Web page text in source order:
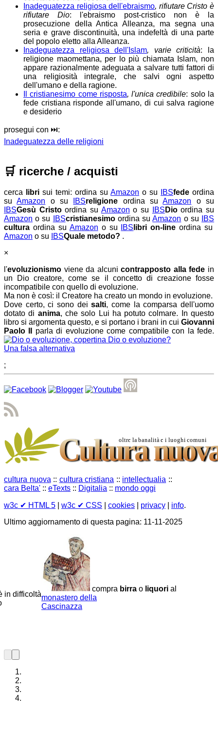
Inadeguatezza religiosa dell'ebraismo, rifiutare Cristo è
rifiutare Dio: l'ebraismo post-cristico non è la
prosecuzione della Antica Alleanza, ma segna una
seria e grave discontinuità, una indefeltà di una parte
del popolo eletto alla Alleanza.
Inadeguatezza religiosa dell'Islam, varie criticità: la
religione maomettana, per lo più chiamata Islam, non
appare razionalmente adeguata a salvare tutti fattori di
una religiosità integrale, che salvi ogni aspetto
dell'umano e della ragione.
Il cristianesimo come risposta, l'unica credibile: solo la
fede cristiana risponde all'umano, di cui salva ragione
e desiderio
prosegui con ⏭️:
Inadeguatezza delle religioni
🛒 ricerche / acquisti
cerca libri sui temi: ordina su Amazon o su IBSfede ordina
suAmazon o su IBSreligione ordina suAmazon o su
IBSGesù Cristo ordina su Amazon o su IBS Dio ordina su
Amazon o su IBScristianesimo ordina suAmazon o su
IBS
cultura ordina su Amazon o su IBS libri on-line ordina su
Amazon o su IBSQuale metodo? .
×
l'evoluzionismo viene da alcunicontrapposto alla fede in
un Dio creatore, come se il concetto di creazione fosse
incompatibile con quello di evoluzione.
Ma non è così: il Creatore ha creato un mondo in evoluzione.
Dove certo, ci sono deisalti, come la comparsa dell'uomo
dotato di anima, che solo Lui ha potuto colmare. In questo
libro si argomenta questo, e si portano i brani in cui Giovanni
Paolo II
parla di evoluzione come compatibile con la fede.
Dio o evoluzione?
Una falsa alternativa
;
cultura nuova :: cultura cristiana :: intellectualia ::
cara Belta' :: eTexts :: Digitalia :: mondo oggi
w3c ✔ HTML 5 w3c ✔ CSS cookies privacy info.
Ultimo aggiornamento di questa pagina: 11-11-2025
compra birra o liquori al
monastero della
Cascinazza
in difficoltà